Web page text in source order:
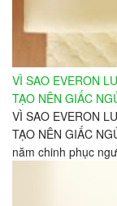
VÌ SAO EVERON
TẠO NÊN GIẤC
VÌ SAO EVERON
TẠO NÊN GIẤC
năm chinh phục